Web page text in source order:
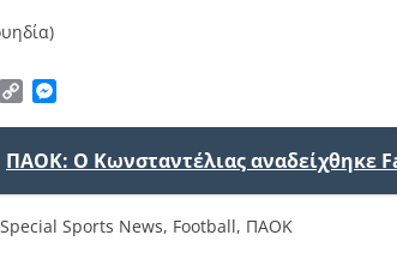
EmailCopy
ΠΑΟΚ: Ο Κωνσταντέλιας αναδείχθηκε
Special Sports News, Football, ΠΑΟΚ